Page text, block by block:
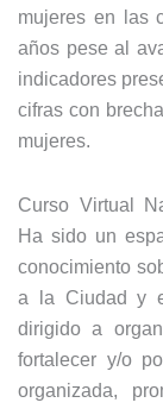
mujeres en las
años pese al
indicadores
cifras con
mujeres.
Curso Virtual
Ha sido un
conocimiento
a la Ciudad y
dirigido a
fortalecer y/o
organizada,